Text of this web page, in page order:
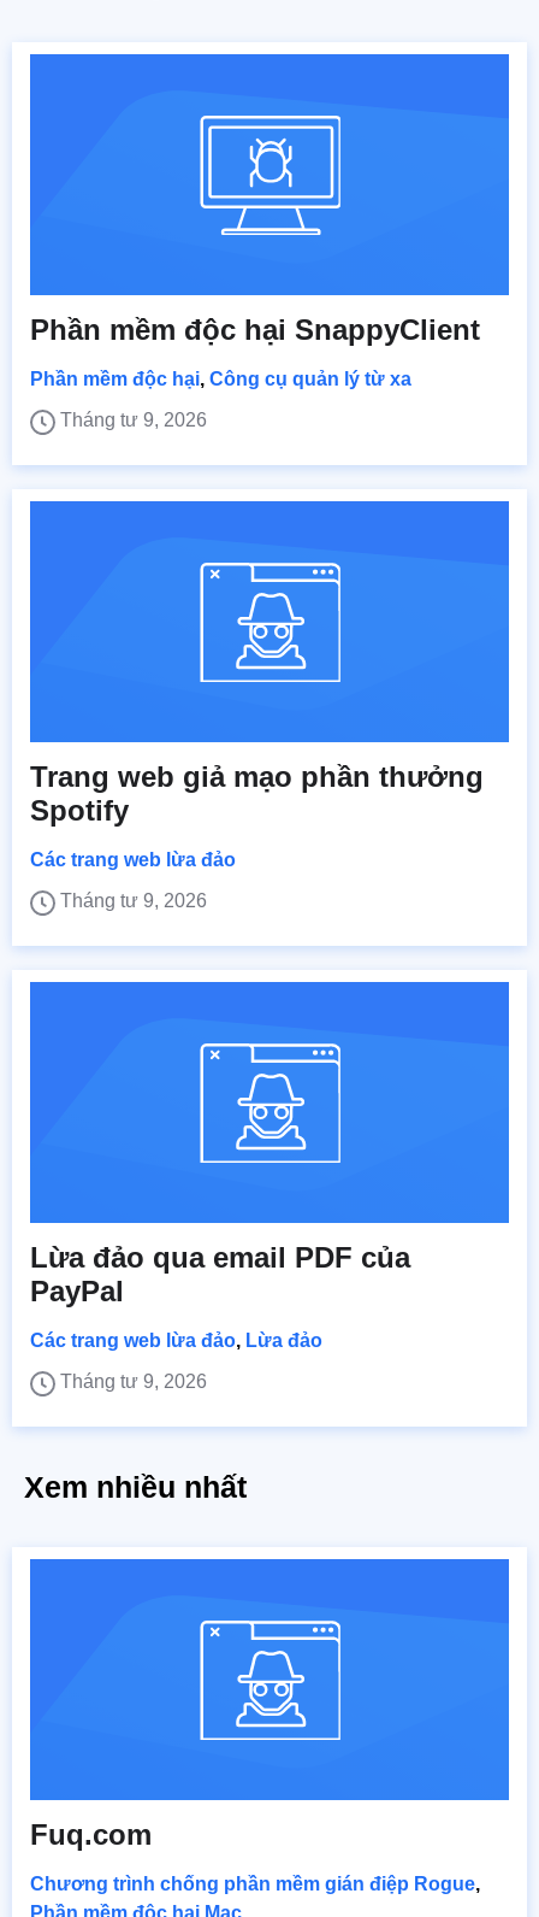
Phần mềm độc hại SnappyClient
Phần mềm độc hại, Công cụ quản lý từ xa
Tháng tư 9, 2026
Trang web giả mạo phần thưởng
Spotify
Các trang web lừa đảo
Tháng tư 9, 2026
Lừa đảo qua email PDF của
PayPal
Các trang web lừa đảo, Lừa đảo
Tháng tư 9, 2026
Xem nhiều nhất
Fuq.com
Chương trình chống phần mềm gián điệp Rogue,
Phần mềm độc hại Mac